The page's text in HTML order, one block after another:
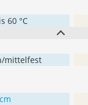
60 °C
mittelfest